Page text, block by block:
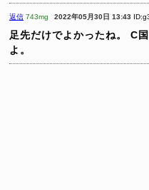
返信 743mg 2022年05月30日 13:43
足先だけでよかったね。
C
よ。